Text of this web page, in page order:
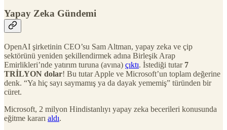
Yapay Zeka Gündemi
OpenAI şirketinin CEO’su Sam Altman, yapay zeka ve çip
sektörünü yeniden şekillendirmek adına Birleşik Arap
Emirlikleri’nde yatırım turuna (avına) çıktı. İstediği tutar 7
TRİLYON dolar! Bu tutar Apple ve Microsoft’un toplam değerine
denk. “Ya hiç sayı saymamış ya da dayak yememiş” türünden bir
cüret.
Microsoft, 2 milyon Hindistanlıyı yapay zeka becerileri konusunda
eğitme kararı aldı.